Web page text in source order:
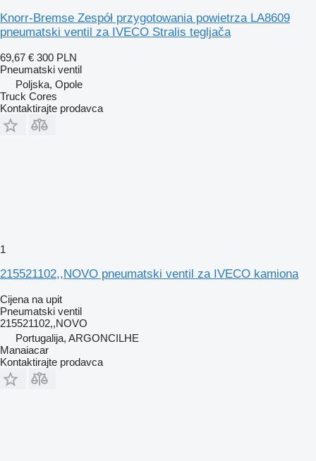
Knorr-Bremse Zespół przygotowania powietrza LA8609
pneumatski ventil za IVECO Stralis tegljača
69,67 € 300 PLN
Pneumatski ventil
Poljska, Opole
Truck Cores
Kontaktirajte prodavca
1
215521102,,NOVO pneumatski ventil za IVECO kamiona
Cijena na upit
Pneumatski ventil
215521102,,NOVO
Portugalija, ARGONCILHE
Manaiacar
Kontaktirajte prodavca